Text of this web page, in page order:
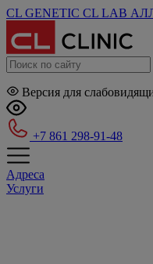
CL GENETIC CL LAB
Версия для
+7 861 298-91-48
Адреса
Услуги